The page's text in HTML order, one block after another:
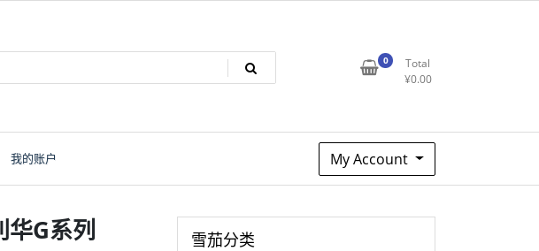
0
Total
¥0.00
我的账户 My Account
G系列
雪茄分类